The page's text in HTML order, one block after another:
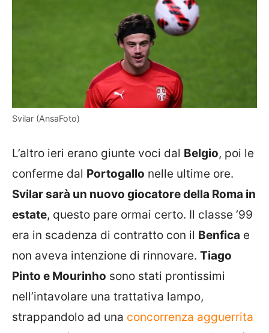
Svilar (AnsaFoto)
L’altro ieri erano giunte voci dal Belgio, poi le
conferme dal Portogallo nelle ultime ore.
Svilar sarà un nuovo giocatore della Roma in
estate, questo pare ormai certo. Il classe ’99
era in scadenza di contratto con il Benfica e
non aveva intenzione di rinnovare. Tiago
Pinto e Mourinho sono stati prontissimi
nell’intavolare una trattativa lampo,
strappandolo ad una concorrenza agguerrita